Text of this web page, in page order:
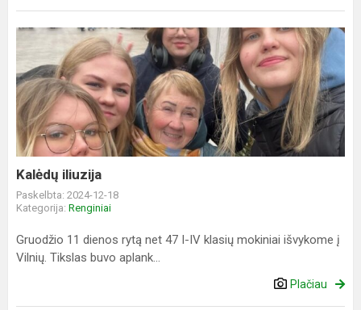
Kalėdų
iliuzija
Kalėdų iliuzija
Paskelbta: 2024-12-18
Kategorija: Renginiai
Gruodžio 11 dienos rytą net 47 I-IV klasių mokiniai išvykome į
Vilnių. Tikslas buvo aplank...
Plačiau